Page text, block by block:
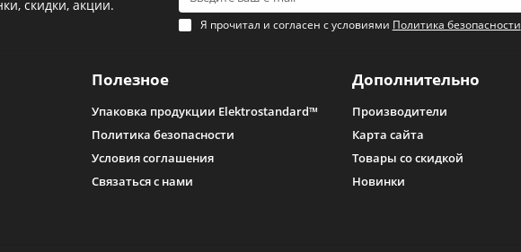
скидки, акции.
Я прочитал и согласен с условиями Политика безопасности
Полезное
Упаковка продукции Elektrostandard™
Политика безопасности
Условия соглашения
Связаться с нами
Дополнительно
Производители
Карта сайта
Товары со скидкой
Новинки